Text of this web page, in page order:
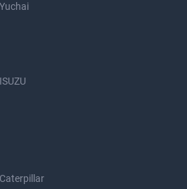
Yuchai
ISUZU
Caterpillar